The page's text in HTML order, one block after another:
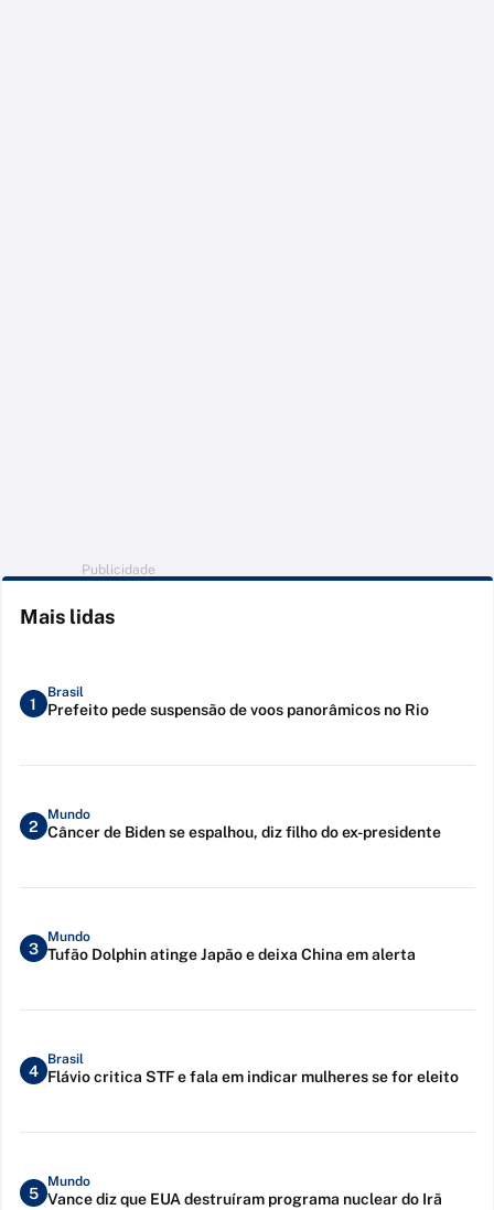
Publicidade
Mais lidas
1
Brasil
Prefeito pede suspensão de voos panorâmicos no Rio
2
Mundo
Câncer de Biden se espalhou, diz filho do ex-presidente
3
Mundo
Tufão Dolphin atinge Japão e deixa China em alerta
4
Brasil
Flávio critica STF e fala em indicar mulheres se for eleito
5
Mundo
Vance diz que EUA destruíram programa nuclear do Irã